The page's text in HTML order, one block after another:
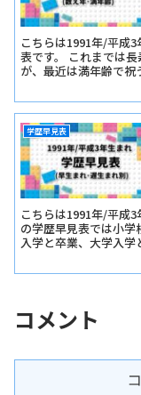
こちらは1991年/平成
表です。 これまでは
が、最近は満年齢で
年齢版』をご用意しま
学歴早見表
こちらは1991年/平成
の学歴早見表では小
入学と卒業、大学入
コメント